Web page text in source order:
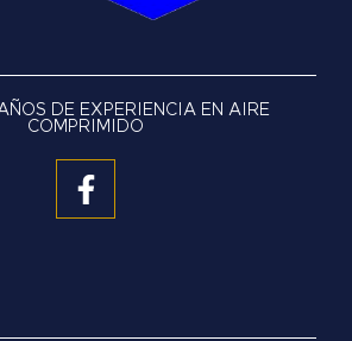
DE EXPERIENCIA EN AIRE
COMPRIMIDO
F
a